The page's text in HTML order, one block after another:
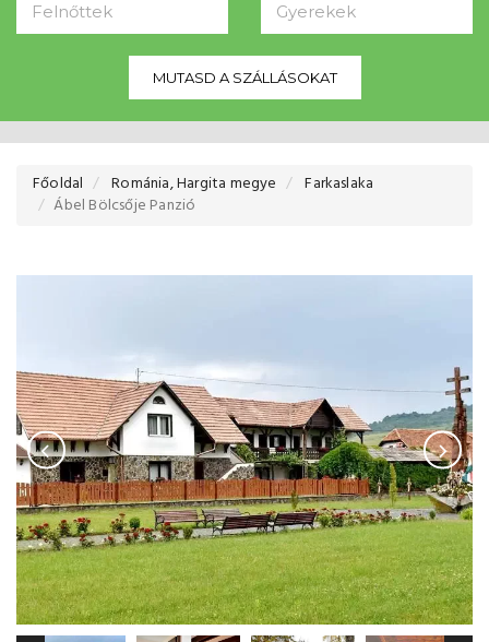
Felnőttek Gyerekek
MUTASD A SZÁLLÁSOKAT
Főoldal Románia, Hargita megye
Farkaslaka
Ábel Bölcsője Panzió